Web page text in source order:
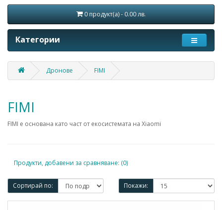
0 продукт(а) - 0.00 лв.
Категории
Дронове FIMI
FIMI
FIMI е основана като част от екосистемата на Xiaomi
Продукти, добавени за сравняване: (0)
Сортирай по: Покажи: